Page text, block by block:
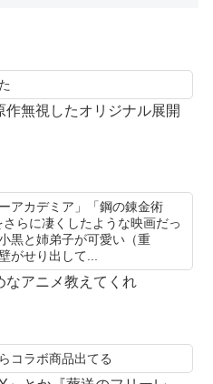
作無視したオリジナル展開
アカデミア」「鋼の錬金術
らに凄くしたような映画だっ
黒と姉弟子が可愛い（重
せり出して...
なアニメ教えてくれ
コラボ商品出てる